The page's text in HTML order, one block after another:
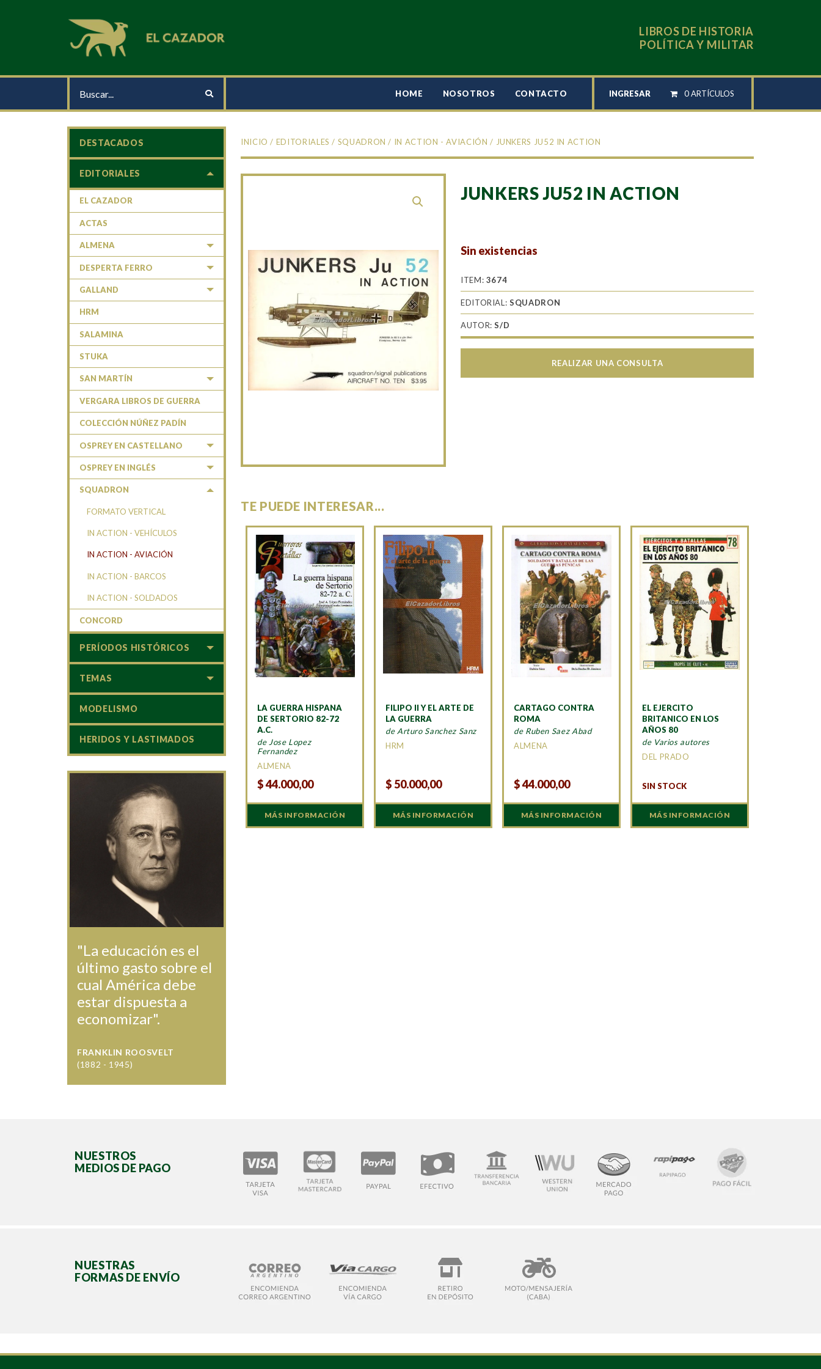
LIBROS DE HISTORIA
POLÍTICA Y MILITAR
HOME NOSOTROS CONTACTO INGRESAR 0 ARTÍCULOS
INICIO / EDITORIALES / SQUADRON / IN ACTION - AVIACIÓN / JUNKERS JU52 IN ACTION
JUNKERS JU52 IN ACTION
Sin existencias
ITEM: 3674
EDITORIAL:SQUADRON
AUTOR:S/D
REALIZAR UNA CONSULTA
TE PUEDE INTERESAR...
LA GUERRA HISPANA
DE SERTORIO 82-72
A.C.
de Jose Lopez
Fernandez
ALMENA
$44.000,00
MÁS INFORMACIÓN
FILIPO II Y EL ARTE DE
LA GUERRA
de Arturo Sanchez Sanz
HRM
$ 50.000,00
MÁS INFORMACIÓN
CARTAGO CONTRA
ROMA
de Ruben Saez Abad
ALMENA
$44.000,00
MÁS INFORMACIÓN
EL EJERCITO
BRITANICO EN LOS
AÑOS 80
de Varios autores
DEL PRADO
SIN STOCK
MÁS INFORMACIÓN
DESTACADOS
EDITORIALES
EL CAZADOR
ACTAS
ALMENA
DESPERTA FERRO
GALLAND
HRM
SALAMINA
STUKA
SAN MARTÍN
VERGARA LIBROS DE GUERRA
COLECCIÓN NÚÑEZ PADÍN
OSPREY EN CASTELLANO
OSPREY EN INGLÉS
SQUADRON
FORMATO VERTICAL
IN ACTION - VEHÍCULOS
IN ACTION - AVIACIÓN
IN ACTION - BARCOS
IN ACTION - SOLDADOS
CONCORD
PERÍODOS HISTÓRICOS
TEMAS
MODELISMO
HERIDOS Y LASTIMADOS
"La educación es el
último gasto sobre el
cual América debe
estar dispuesta a
economizar".
FRANKLIN ROOSVELT
(1882 - 1945)
NUESTROS
MEDIOS DE PAGO
NUESTRAS
FORMAS DE ENVÍO